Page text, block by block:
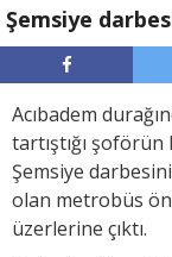
Şemsiye
Acıbadem
tartıştığı
Şemsiye
olan metrobüs
üzerlerine çıktı.